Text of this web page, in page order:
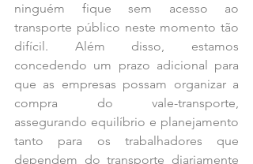
ninguém fique sem acesso ao
transporte público neste momento tão
difícil. Além disso, estamos
concedendo um prazo adicional para
que as empresas possam organizar a
compra do vale-transporte,
assegurando equilíbrio e planejamento
tanto para os trabalhadores que
dependem do transporte diariamente